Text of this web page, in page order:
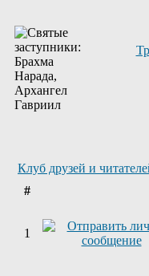
Клуб друзей и
#
1